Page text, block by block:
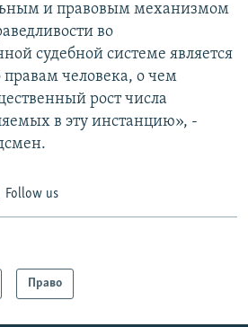
и правовым механизмом
во
судебной системе является
человека, о чем
рост числа
в эту инстанцию», -
Follow us
Право